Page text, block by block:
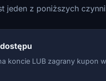
jeden z poniższych
koncie LUB zagrany kupon